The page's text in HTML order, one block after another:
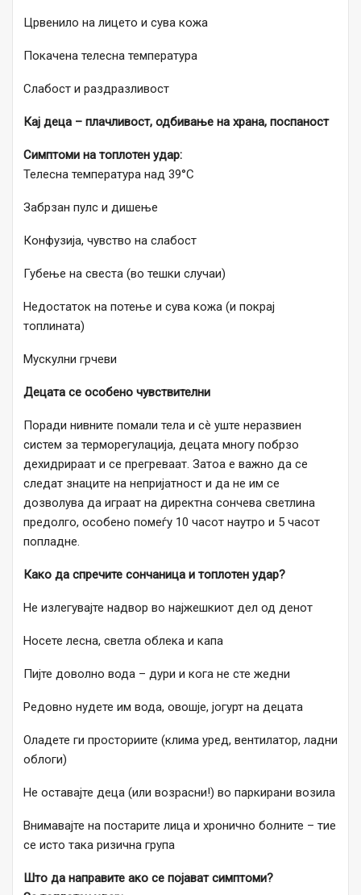
Црвенило на лицето и сува кожа
Покачена телесна температура
Слабост и раздразливост
Кај деца – плачливост, одбивање на храна, поспаност
Симптоми на топлотен удар:
Телесна температура над 39°C
Забрзан пулс и дишење
Конфузија, чувство на слабост
Губење на свеста (во тешки случаи)
Недостаток на потење и сува кожа (и покрај
топлината)
Мускулни грчеви
Децата се особено чувствителни
Поради нивните помали тела и сè уште неразвиен
систем за терморегулација, децата многу побрзо
дехидрираат и се прегреваат. Затоа е важно да се
следат знаците на непријатност и да не им се
дозволува да играат на директна сончева светлина
предолго, особено помеѓу 10 часот наутро и 5 часот
попладне.
Како да спречите сончаница и топлотен удар?
Не излегувајте надвор во најжешкиот дел од денот
Носете лесна, светла облека и капа
Пијте доволно вода – дури и кога не сте жедни
Редовно нудете им вода, овошје, јогурт на децата
Оладете ги просториите (клима уред, вентилатор, ладни
облоги)
Не оставајте деца (или возрасни!) во паркирани возила
Внимавајте на постарите лица и хронично болните – тие
се исто така ризична група
Што да направите ако се појават симптоми?